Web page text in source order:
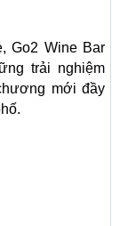
Go2 Wine Bar
trải nghiệm
mới đầy